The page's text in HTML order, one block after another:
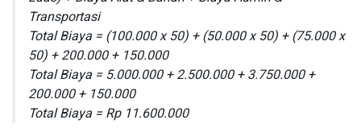
Transportasi
Total Biaya = (100.000 x 50) + (50.000 x 50) + (75.000 x
50) + 200.000 + 150.000
Total Biaya = 5.000.000 + 2.500.000 + 3.750.000 +
200.000 + 150.000
Total Biaya = Rp 11.600.000